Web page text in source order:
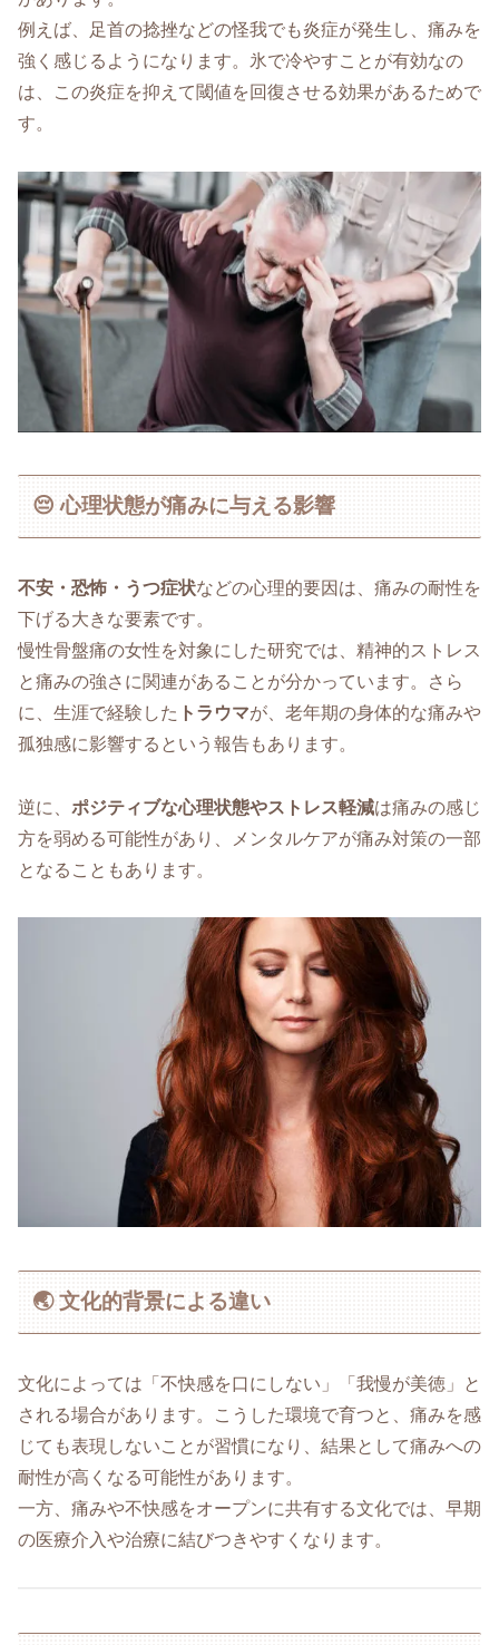
例えば、足首の捻挫などの怪我でも炎症が発生し、痛みを
強く感じるようになります。氷で冷やすことが有効なの
は、この炎症を抑えて閾値を回復させる効果があるためで
す。
😔 心理状態が痛みに与える影響
不安・恐怖・うつ症状などの心理的要因は、痛みの耐性を
下げる大きな要素です。
慢性骨盤痛の女性を対象にした研究では、精神的ストレス
と痛みの強さに関連があることが分かっています。さら
に、生涯で経験した トラウマが、老年期の身体的な痛みや
孤独感に影響するという報告もあります。
逆に、 ポジティブな心理状態やストレス軽減は痛みの感じ
方を弱める可能性があり、メンタルケアが痛み対策の一部
となることもあります。
🌏 文化的背景による違い
文化によっては「不快感を口にしない」「我慢が美徳」と
される場合があります。こうした環境で育つと、痛みを感
じても表現しないことが習慣になり、結果として痛みへの
耐性が高くなる可能性があります。
一方、痛みや不快感をオープンに共有する文化では、早期
の医療介入や治療に結びつきやすくなります。